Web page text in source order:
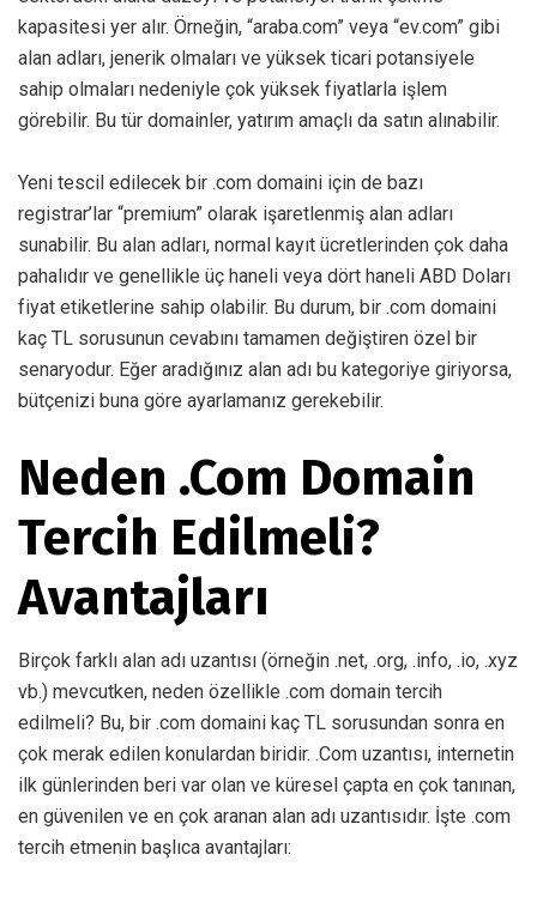
kapasitesi yer alır. Örneğin, “araba.com” veya “ev.com” gibi
alan adları, jenerik olmaları ve yüksek ticari potansiyele
sahip olmaları nedeniyle çok yüksek fiyatlarla işlem
görebilir. Bu tür domainler, yatırım amaçlı da satın alınabilir.
Yeni tescil edilecek bir .com domaini için de bazı
registrar’lar “premium” olarak işaretlenmiş alan adları
sunabilir. Bu alan adları, normal kayıt ücretlerinden çok daha
pahalıdır ve genellikle üç haneli veya dört haneli ABD Doları
fiyat etiketlerine sahip olabilir. Bu durum, bir .com domaini
kaç TL sorusunun cevabını tamamen değiştiren özel bir
senaryodur. Eğer aradığınız alan adı bu kategoriye giriyorsa,
bütçenizi buna göre ayarlamanız gerekebilir.
Neden .Com Domain
Tercih Edilmeli?
Avantajları
Birçok farklı alan adı uzantısı (örneğin .net, .org, .info, .io, .xyz
vb.) mevcutken, neden özellikle .com domain tercih
edilmeli? Bu, bir .com domaini kaç TL sorusundan sonra en
çok merak edilen konulardan biridir. .Com uzantısı, internetin
ilk günlerinden beri var olan ve küresel çapta en çok tanınan,
en güvenilen ve en çok aranan alan adı uzantısıdır. İşte .com
tercih etmenin başlıca avantajları: